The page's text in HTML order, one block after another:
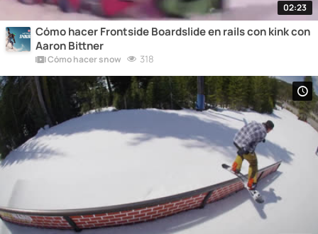
02:23
Cómo hacer Frontside Boardslide en rails con kink con
Aaron Bittner
Cómo hacer snow 318